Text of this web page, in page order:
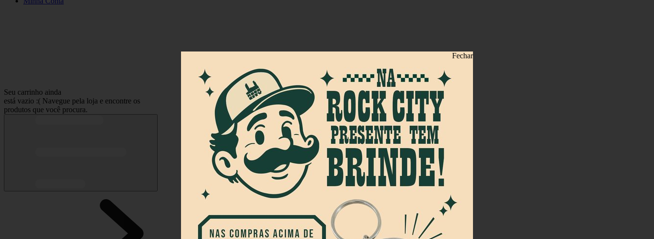
Seu carrinho ainda
está vazio :( Navegue pela loja e encontre os
produtos que você procura.
Fechar